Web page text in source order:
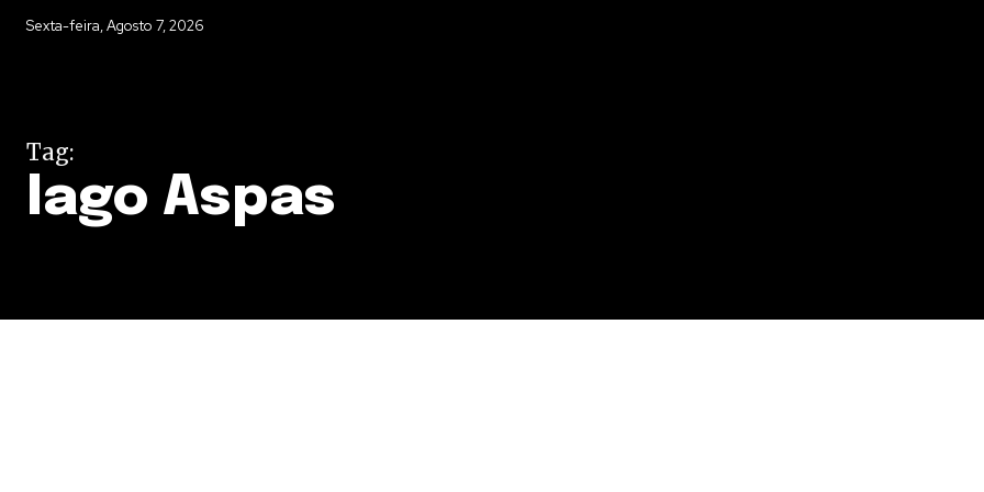
Sexta-feira, Agosto 7, 2026
Tag:
Iago Aspas